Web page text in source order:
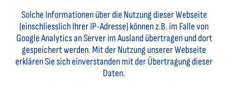
Solche Informationen über die Nutzung dieser Webseite
(einschliesslich Ihrer IP-Adresse) können z.B. im Falle von
Google Analytics an Server im Ausland übertragen und dort
gespeichert werden. Mit der Nutzung unserer Webseite
erklären Sie sich einverstanden mit der Übertragung dieser
Daten.